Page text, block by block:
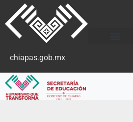
chiapas.gob.mx